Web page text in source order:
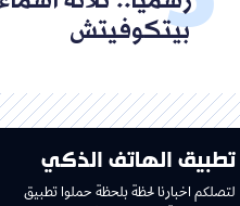
بيتكوفيتش
تطبيق الهاتف الذكي
لتصلكم اخبارنا لحظة بلحظة حملوا تطبيق